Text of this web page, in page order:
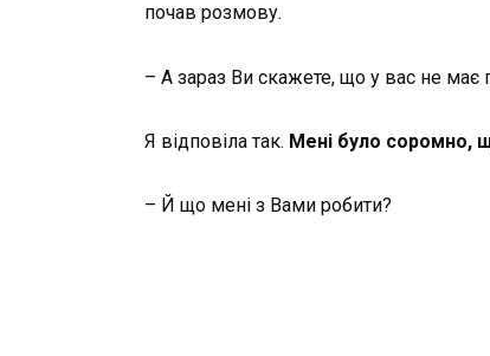
почав розмову.
– А зараз Ви скажете, що у вас не має
Я відповіла так. Мені було соромно,
– Й що мені з Вами робити?